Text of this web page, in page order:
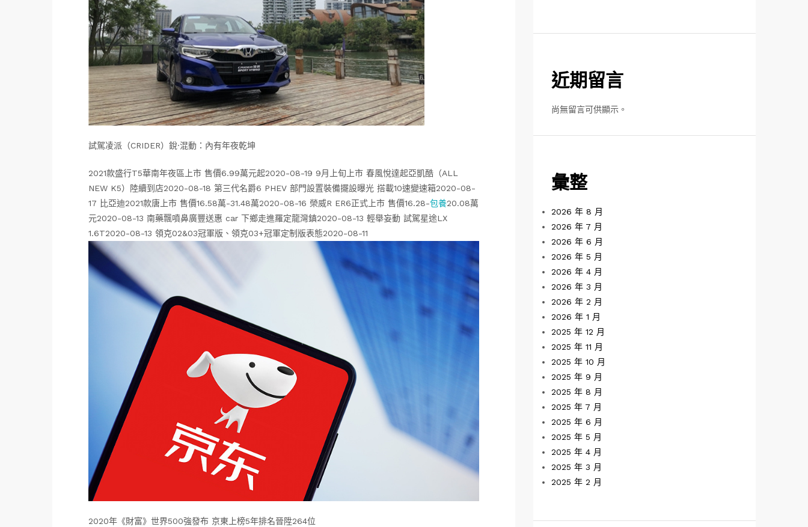
試駕凌派（CRIDER）銳·混動：內有年夜乾坤
2021款盛行T5華南年夜區上市 售價6.99萬元起2020-08-19 9月上旬上市 春風悅達起亞凱酷（ALL
NEW K5）陸續到店2020-08-18 第三代名爵6 PHEV 部門設置裝備擺設曝光 搭載10速變速箱2020-08-
17 比亞迪2021款唐上市 售價16.58萬-31.48萬2020-08-16 榮威R ER6正式上市 售價16.28-包養20.08萬
元2020-08-13 南藥飄噴鼻廣豐送惠 car 下鄉走進羅定龍灣鎮2020-08-13 輕舉妄動 試駕星途LX
1.6T2020-08-13 領克02&03冠軍版、領克03+冠軍定制版表態2020-08-11
2020年《財富》世界500強發布 京東上榜5年排名晉陞264位
近期留言
尚無留言可供顯示。
彙整
2026 年 8 月
2026 年 7 月
2026 年 6 月
2026 年 5 月
2026 年 4 月
2026 年 3 月
2026 年 2 月
2026 年 1 月
2025 年 12 月
2025 年 11 月
2025 年 10 月
2025 年 9 月
2025 年 8 月
2025 年 7 月
2025 年 6 月
2025 年 5 月
2025 年 4 月
2025 年 3 月
2025 年 2 月